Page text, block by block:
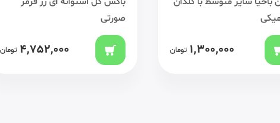
4,752,000 تومان
سرامیکی
2,600,000 تومان